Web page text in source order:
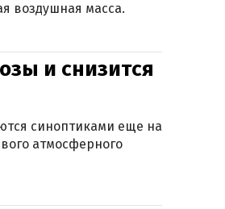
воздушная масса.
и снизится
синоптиками еще на
атмосферного